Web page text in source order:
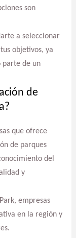
son
a seleccionar
objetivos, ya
de un
de
que ofrece
de parques
del
y
empresas
en la región y